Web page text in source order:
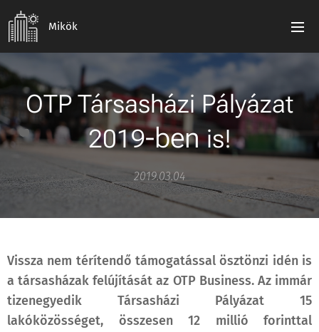
Mikök
OTP Társasházi Pályázat
2019-benis!
2019.03.04
Vissza nem térítendő támogatással ösztönzi idén is
a társasházak felújítását az OTP Business. Az immár
tizenegyedik Társasházi Pályázat 15
lakóközösséget, összesen 12 millió forinttal